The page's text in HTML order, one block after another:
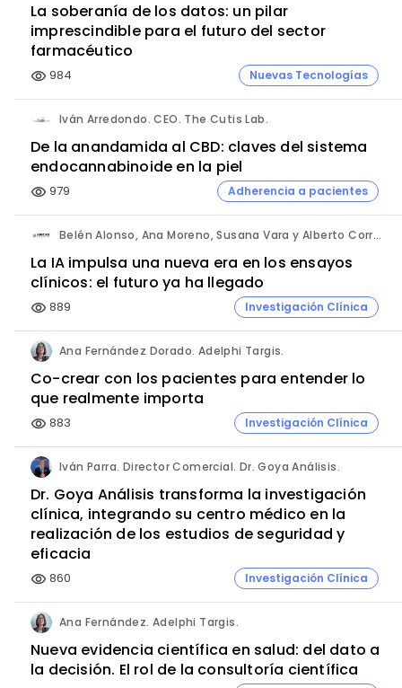
La soberanía de los datos: un pilar
imprescindible para el futuro del sector
farmacéutico
visibility 984 Nuevas Tecnologías
Iván Arredondo. CEO. The Cutis Lab.
De la anandamida al CBD: claves del sistema
endocannabinoide en la piel
visibility 979 Adherencia a pacientes
Belén Alonso, Ana Moreno, Susana Vara y Alberto Corral. Apices.
La IA impulsa una nueva era en los ensayos
clínicos: el futuro ya ha llegado
visibility 889 Investigación Clínica
Ana Fernández Dorado. Adelphi Targis.
Co-crear con los pacientes para entender lo
que realmente importa
visibility 883 Investigación Clínica
Iván Parra. Director Comercial. Dr. Goya Análisis.
Dr. Goya Análisis transforma la investigación
clínica, integrando su centro médico en la
realización de los estudios de seguridad y
eficacia
visibility 860 Investigación Clínica
Ana Fernández. Adelphi Targis.
Nueva evidencia científica en salud: del dato a
la decisión. El rol de la consultoría científica